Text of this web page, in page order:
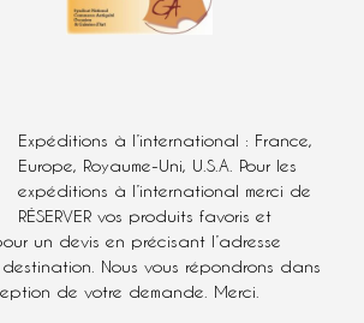
Expéditions à l’international : France,
Europe, Royaume-Uni, U.S.A. Pour les
expéditions à l’international merci de
RÉSERVER vos produits favoris et
un devis en précisant l’adresse
Nous vous répondrons dans
de votre demande. Merci.